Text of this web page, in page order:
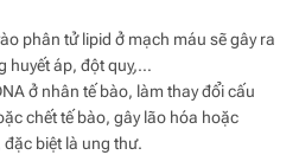
phân tử lipid ở mạch máu sẽ gây ra
huyết áp, đột quỵ,…
ở nhân tế bào, làm thay đổi cấu
chết tế bào, gây lão hóa hoặc
biệt là ung thư.